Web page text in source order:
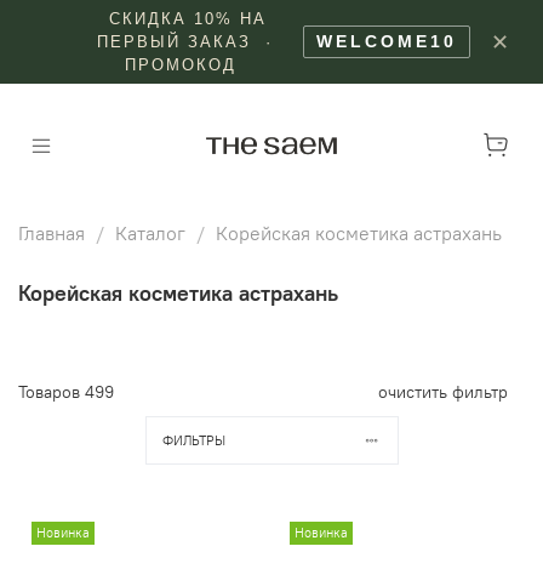
СКИДКА 10% НА
ПЕРВЫЙ ЗАКАЗ ·
ПРОМОКОД
WELCOME10 ✕
Главная Каталог Корейская косметика астрахань
Корейская косметика астрахань
Товаров 499 очистить фильтр
ФИЛЬТРЫ
Новинка Новинка